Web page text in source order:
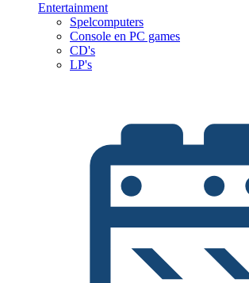
Entertainment
Spelcomputers
Console en PC games
CD's
LP's